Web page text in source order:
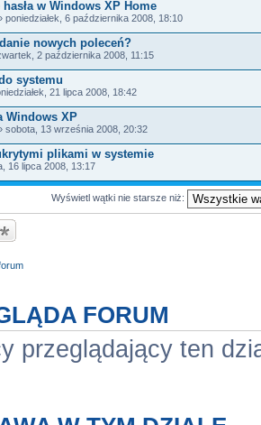
w Windows XP Home
poniedziałek, 6 października 2008, 18:10
nowych poleceń?
2 października 2008, 11:15
systemu
21 lipca 2008, 18:42
Windows XP
sobota, 13 września 2008, 20:32
plikami w systemie
16 lipca 2008, 13:17
Wyświetl wątki nie starsze niż:
FORUM
przeglądający ten